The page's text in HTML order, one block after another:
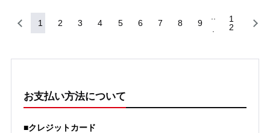
1 2 3 4 5 6 7 8 9
1
2
お支払い方法について
■クレジットカード